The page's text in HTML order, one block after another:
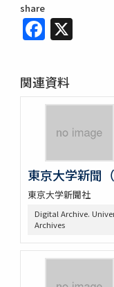
share
関連資料
東京大学新聞（
東京大学新聞社
Digital Archive.
Archives